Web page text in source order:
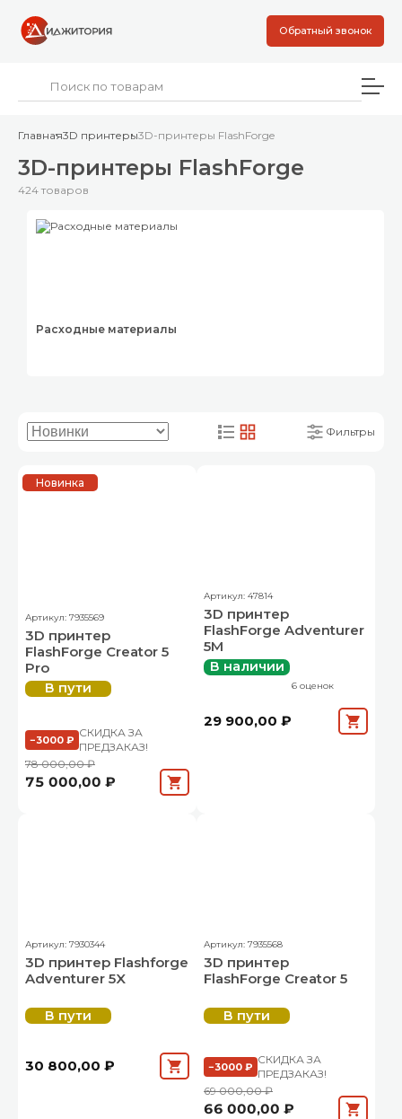
Обратный звонок
Главная3D принтеры3D-принтеры FlashForge
3D-принтеры FlashForge
424 товаров
Расходные материалы
Фильтры
Новинка
Артикул: 7935569
3D принтер
FlashForge Creator 5
Pro
В пути
−3000 ₽
СКИДКА ЗА
ПРЕДЗАКАЗ!
78 000,00 ₽
75 000,00 ₽
Артикул: 47814
3D принтер
FlashForge Adventurer
5M
В наличии
6 оценок
29 900,00 ₽
Артикул: 7930344
3D принтер Flashforge
Adventurer 5X
В пути
30 800,00 ₽
Артикул: 7935568
3D принтер
FlashForge Creator 5
В пути
−3000 ₽
СКИДКА ЗА
ПРЕДЗАКАЗ!
69 000,00 ₽
66 000,00 ₽